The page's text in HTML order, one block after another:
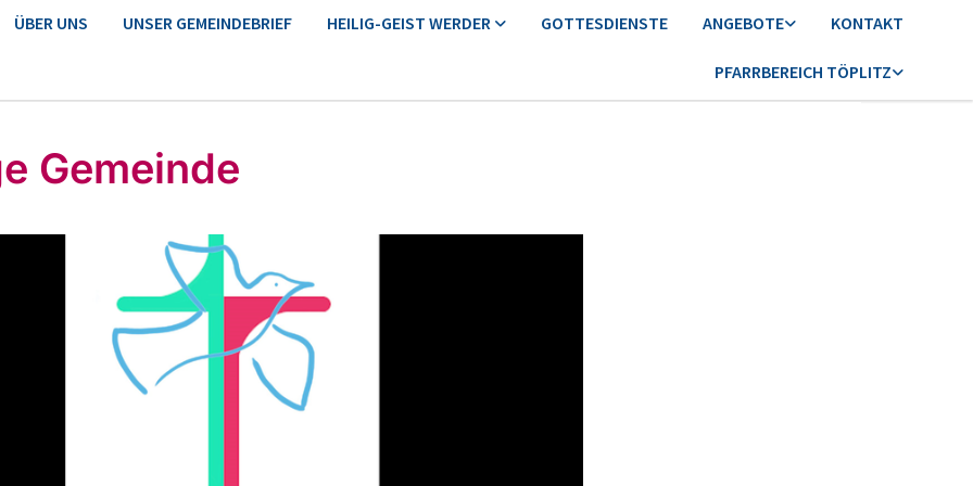
ÜBER UNS UNSER GEMEINDEBRIEF HEILIG-GEIST WERDER GOTTESDIENSTE ANGEBOTE KONTAKT
PFARRBEREICH TÖPLITZ
Gemeinde